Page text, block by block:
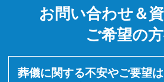
お問い合わせ＆
ご希望の
葬儀に関する不安やご要望は